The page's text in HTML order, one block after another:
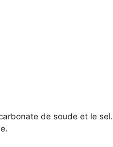
de soude et le sel.